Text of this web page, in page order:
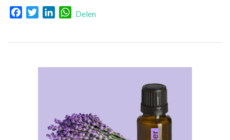
FacebookTwitterLinkedInWhatsApp
Delen